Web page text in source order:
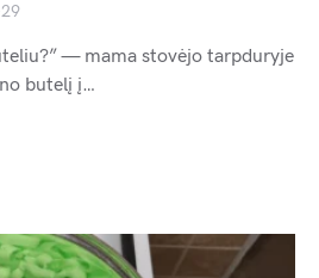
— mama stovėjo tarpduryje
butelį į…